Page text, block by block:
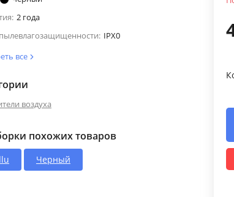
2 года
IPX0
все
воздуха
похожих товаров
Черный